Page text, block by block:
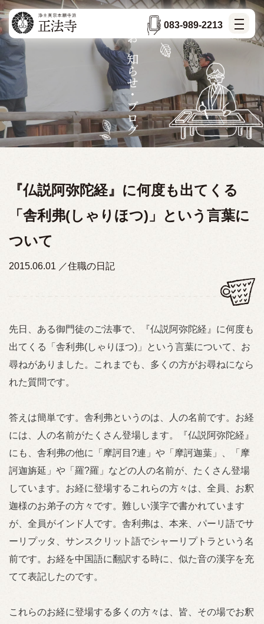
083-989-2213
お知らせ・ブログ
『仏説阿弥陀経』に何度も出てくる
「舎利弗(しゃりほつ)」という言葉に
ついて
2015.06.01 住職の日記
先日、ある御門徒のご法事で、『仏説阿弥陀経』に何度も
出てくる「舎利弗(しゃりほつ)」という言葉について、お
尋ねがありました。これまでも、多くの方がお尋ねになら
れた質問です。
答えは簡単です。舎利弗というのは、人の名前です。お経
には、人の名前がたくさん登場します。『仏説阿弥陀経』
にも、舎利弗の他に「摩訶目?連」や「摩訶迦葉」、「摩
訶迦旃延」や「羅?羅」などの人の名前が、たくさん登場
しています。お経に登場するこれらの方々は、全員、お釈
迦様のお弟子の方々です。難しい漢字で書かれています
が、全員がインド人です。舎利弗は、本来、パーリ語でサ
ーリプッタ、サンスクリット語でシャーリプトラという名
前です。お経を中国語に翻訳する時に、似た音の漢字を充
てて表記したのです。
これらのお経に登場する多くの方々は、皆、その場でお釈